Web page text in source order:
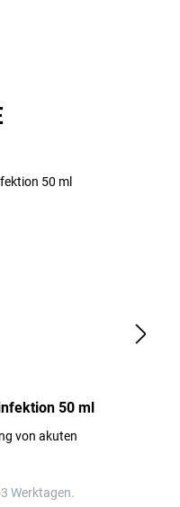
50 ml
von akuten
Werktagen.